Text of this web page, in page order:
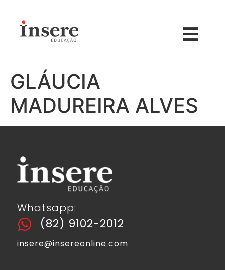
GLÁUCIA
MADUREIRA ALVES
Whatsapp:
(82) 9102-2012
insere@insereonline.com